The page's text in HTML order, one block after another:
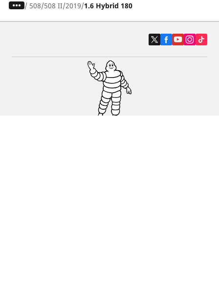
/ 508 508 II 2019 1.6 Hybrid 180